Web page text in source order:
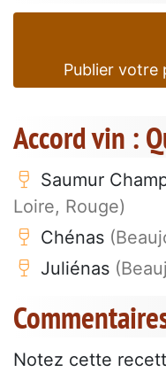
Publier
Accord vin :
Saumur
Loire, Rouge)
Chénas
Juliénas
Notez cette